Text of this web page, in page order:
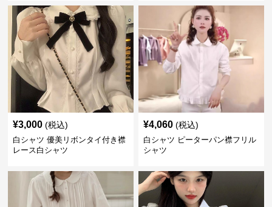
¥3,000 (税込)
白シャツ 優美リボンタイ付き襟
レース白シャツ
¥4,060 (税込)
白シャツ ピーターパン襟フリル
シャツ